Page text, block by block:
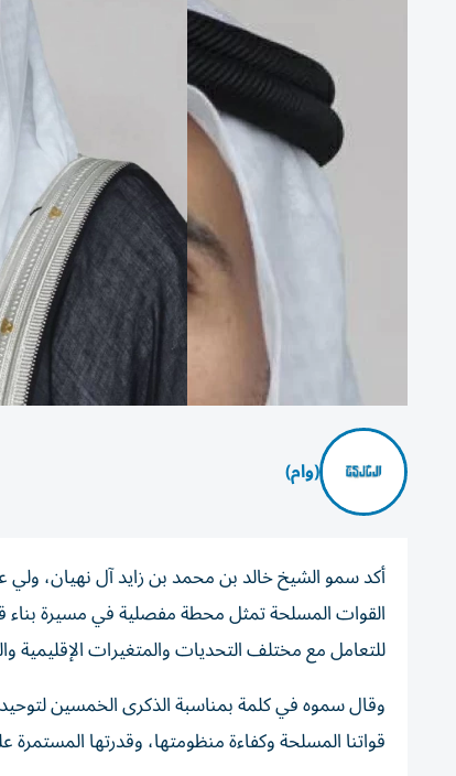
(وام)
أكد سمو الشيخ خالد بن محمد بن زايد آل نهيان،
القوات المسلحة تمثل محطة مفصلية في مسيرة بناء
للتعامل مع مختلف التحديات والمتغيرات الإقليمية
وقال سموه في كلمة بمناسبة الذكرى الخمسين
قواتنا المسلحة وكفاءة منظومتها، وقدرتها